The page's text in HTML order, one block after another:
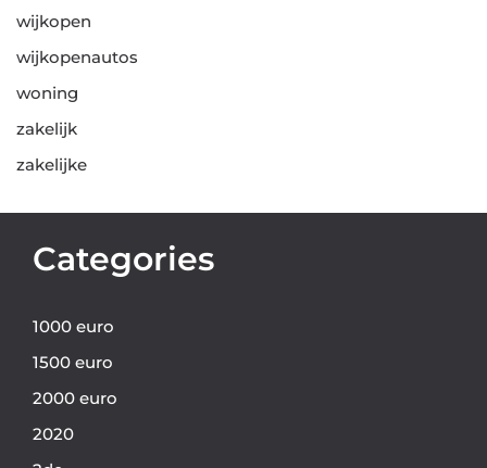
wijkopen
wijkopenautos
woning
zakelijk
zakelijke
Categories
1000 euro
1500 euro
2000 euro
2020